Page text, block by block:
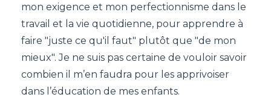
mon exigence et mon perfectionnisme dans le
travail et la vie quotidienne, pour apprendre à
faire "juste ce qu'il faut" plutôt que "de mon
mieux". Je ne suis pas certaine de vouloir savoir
combien il m’en faudra pour les apprivoiser
dans l’éducation de mes enfants.